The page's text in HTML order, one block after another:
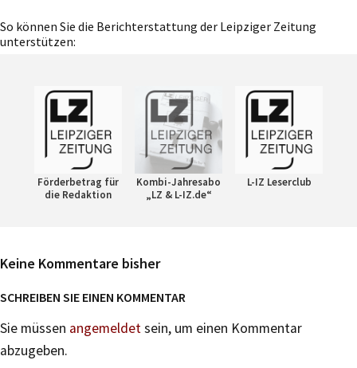
So können Sie die Berichterstattung der Leipziger Zeitung
unterstützen:
Förderbetrag für
die Redaktion
Kombi-Jahresabo
„LZ & L-IZ.de“
L-IZ Leserclub
Keine Kommentare bisher
SCHREIBEN SIE EINEN KOMMENTAR
Sie müssen angemeldetsein, um einen Kommentar
abzugeben.